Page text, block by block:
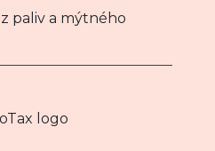
paliv a mýtného